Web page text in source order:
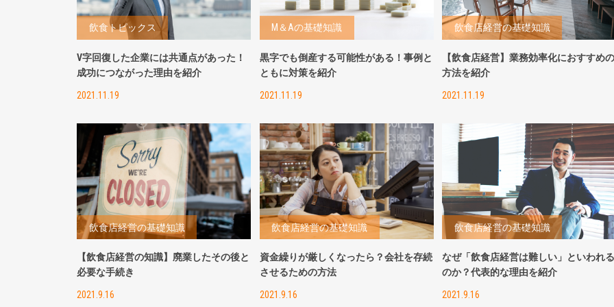
飲食トピックス
V字回復した企業には共通点があった！
成功につながった理由を紹介
2021.11.19
M＆Aの基礎知識
黒字でも倒産する可能性がある！事例と
ともに対策を紹介
2021.11.19
飲食店経営の基礎知識
【飲食店経営】業務効率化におすすめ
方法を紹介
2021.11.19
飲食店経営の基礎知識
【飲食店経営の知識】廃業したその後と
必要な手続き
2021.9.16
飲食店経営の基礎知識
資金繰りが厳しくなったら？会社を存続
させるための方法
2021.9.16
飲食店経営の基礎知識
なぜ「飲食店経営は難しい」といわれ
のか？代表的な理由を紹介
2021.9.16